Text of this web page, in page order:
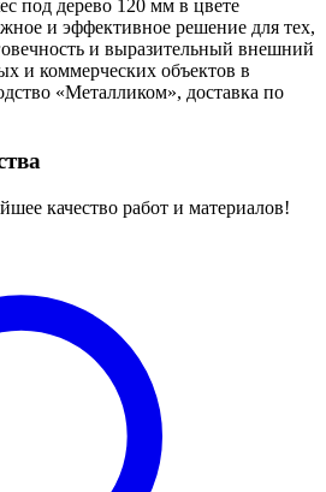
под дерево 120 мм в цвете
и эффективное решение для тех,
и выразительный внешний
и коммерческих объектов в
«Металликом», доставка по
качество работ и материалов!